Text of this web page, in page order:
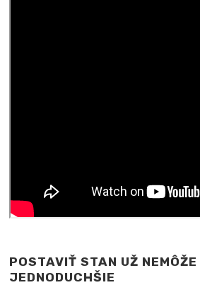
POSTAVIŤ STAN UŽ NEMÔŽE
JEDNODUCHŠIE